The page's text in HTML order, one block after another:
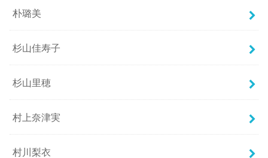
朴璐美
杉山佳寿子
杉山里穂
村上奈津実
村川梨衣